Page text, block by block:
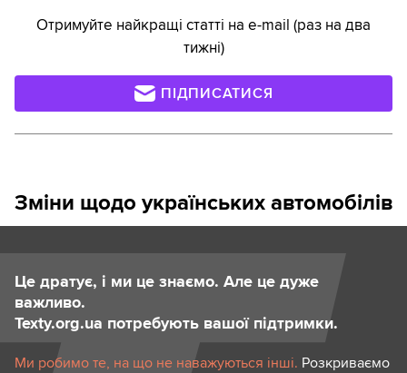
Отримуйте найкращі статті на e-mail (раз на два
тижні)
ПІДПИСАТИСЯ
Зміни щодо українських автомобілів
Це дратує, і ми це знаємо. Але це дуже
важливо.
Texty.org.ua потребують вашої підтримки.
Ми робимо те, на що не наважуються інші. Розкриваємо